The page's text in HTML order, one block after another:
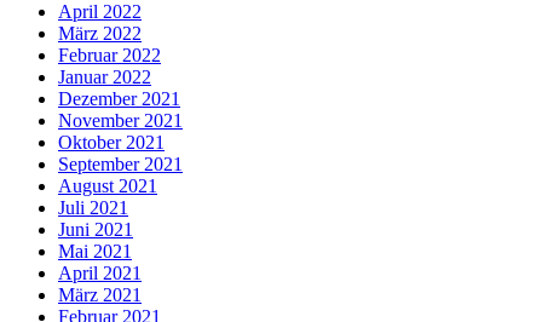
April 2022
März 2022
Februar 2022
Januar 2022
Dezember 2021
November 2021
Oktober 2021
September 2021
August 2021
Juli 2021
Juni 2021
Mai 2021
April 2021
März 2021
Februar 2021